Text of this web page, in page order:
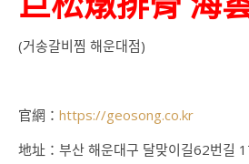
(거송갈비찜 해운대점)
官網： https://geosong.co.kr
地址：부산 해운대구 달맞이길62번길